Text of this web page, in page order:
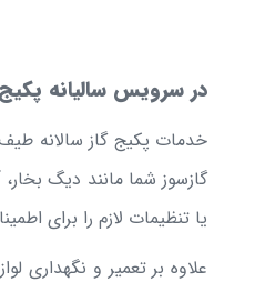
در سرویس سالیانه
خدمات پکیج گاز سالانه
گازسوز شما مانند دیگ
یا تنظیمات لازم را برای
علاوه بر تعمیر و